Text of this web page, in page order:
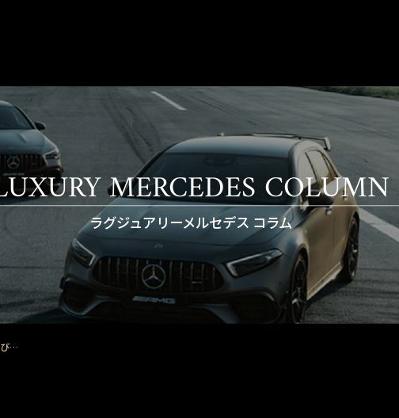
MERCEDES COLUMN
ラグジュアリーメルセデス コラム
び…